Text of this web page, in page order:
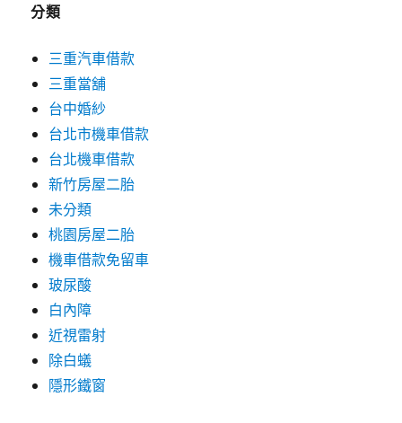
分類
三重汽車借款
三重當舖
台中婚紗
台北市機車借款
台北機車借款
新竹房屋二胎
未分類
桃園房屋二胎
機車借款免留車
玻尿酸
白內障
近視雷射
除白蟻
隱形鐵窗